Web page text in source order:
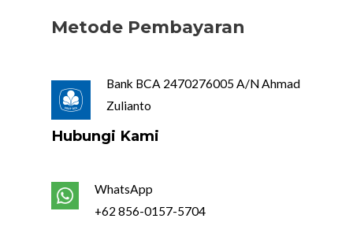
Metode Pembayaran
Bank BCA 2470276005 A/N Ahmad
Zulianto
Hubungi Kami
WhatsApp
+62 856-0157-5704